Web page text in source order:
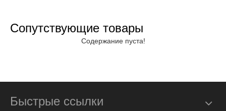
Сопутствующие товары
Содержание пуста!
Быстрые ссылки